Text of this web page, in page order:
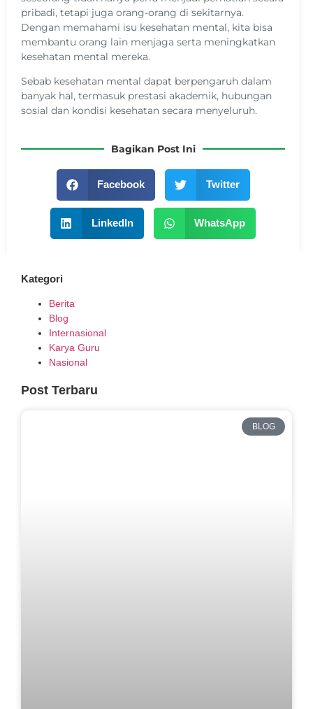
pribadi, tetapi juga orang-orang di sekitarnya.
Dengan memahami isu kesehatan mental, kita bisa
membantu orang lain menjaga serta meningkatkan
kesehatan mental mereka.
Sebab kesehatan mental dapat berpengaruh dalam
banyak hal, termasuk prestasi akademik, hubungan
sosial dan kondisi kesehatan secara menyeluruh.
Bagikan Post Ini
Facebook Twitter
LinkedIn WhatsApp
Kategori
Berita
Blog
Internasional
Karya Guru
Nasional
Post Terbaru
BLOG